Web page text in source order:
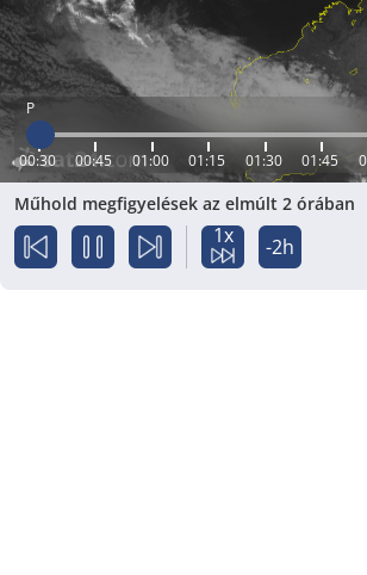
P
00:30 00:45 01:00 01:15 01:30 01:45
Műhold megfigyelések az elmúlt 2 órában
1x -2h